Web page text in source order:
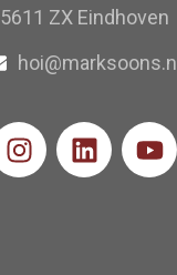
5611 ZX Eindhoven
hoi@marksoons.nl